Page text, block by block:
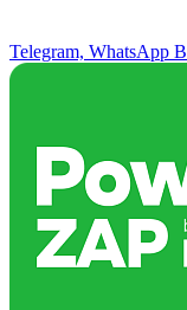
Telegram, WhatsApp